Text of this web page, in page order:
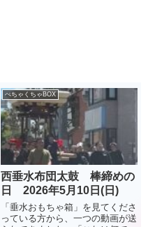
ぺちゃくちゃBOX
西垂水布団太鼓 棒締めの
日 2026年5月10日(日)
「垂水おもちゃ箱」を見てくださ
っている方から、一つの動画が送